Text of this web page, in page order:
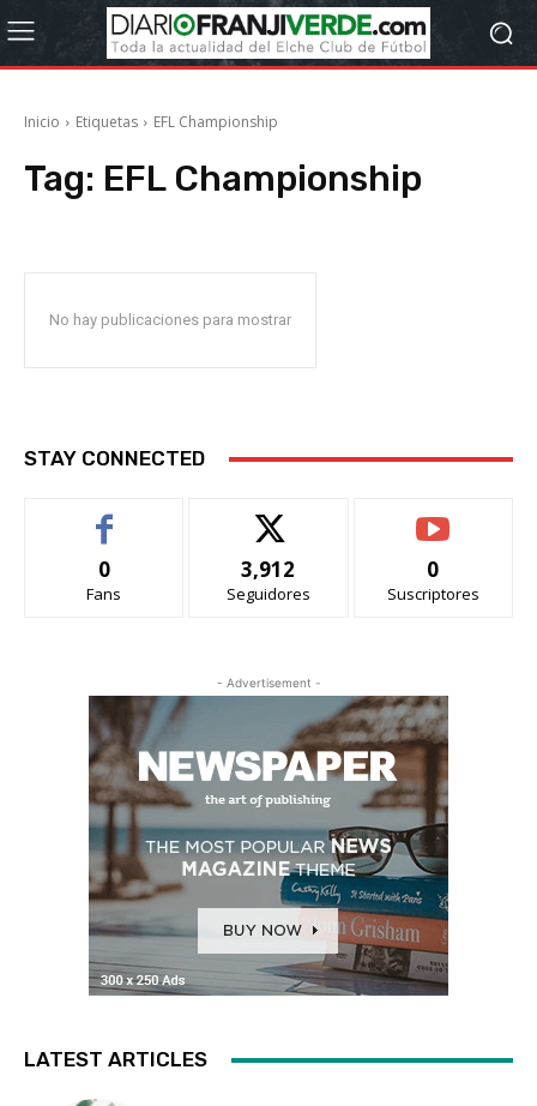
Inicio Etiquetas EFL Championship
Tag: EFL Championship
No hay publicaciones para mostrar
STAY CONNECTED
0
Fans
3,912
Seguidores
0
Suscriptores
- Advertisement -
LATEST ARTICLES